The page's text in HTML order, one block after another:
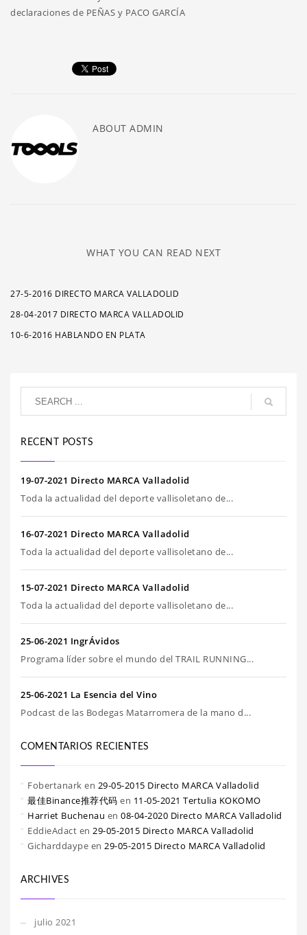
declaraciones de PEÑAS y PACO GARCÍA
ABOUT ADMIN
WHAT YOU CAN READ NEXT
27-5-2016 DIRECTO MARCA VALLADOLID
28-04-2017 DIRECTO MARCA VALLADOLID
10-6-2016 HABLANDO EN PLATA
RECENT POSTS
19-07-2021 Directo MARCA Valladolid
Toda la actualidad del deporte vallisoletano de...
16-07-2021 Directo MARCA Valladolid
Toda la actualidad del deporte vallisoletano de...
15-07-2021 Directo MARCA Valladolid
Toda la actualidad del deporte vallisoletano de...
25-06-2021 IngrÁvidos
Programa líder sobre el mundo del TRAIL RUNNING...
25-06-2021 La Esencia del Vino
Podcast de las Bodegas Matarromera de la mano d...
COMENTARIOS RECIENTES
Fobertanark en 29-05-2015 Directo MARCA Valladolid
最佳Binance推荐代码 en 11-05-2021 Tertulia KOKOMO
Harriet Buchenau en 08-04-2020 Directo MARCA Valladolid
EddieAdact en 29-05-2015 Directo MARCA Valladolid
Gicharddaype en 29-05-2015 Directo MARCA Valladolid
ARCHIVES
julio 2021